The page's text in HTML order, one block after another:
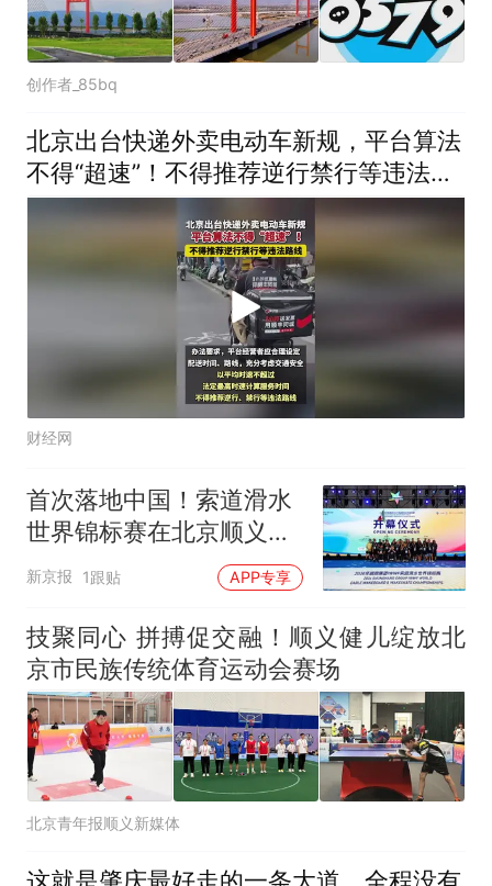
创作者_85bq
北京出台快递外卖电动车新规，平台算法
不得“超速”！不得推荐逆行禁行等违法路
线
财经网
首次落地中国！索道滑水
世界锦标赛在北京顺义开
赛
新京报 1跟贴 APP专享
技聚同心 拼搏促交融！顺义健儿绽放北
京市民族传统体育运动会赛场
北京青年报顺义新媒体
这就是肇庆最好走的一条大道，全程没有